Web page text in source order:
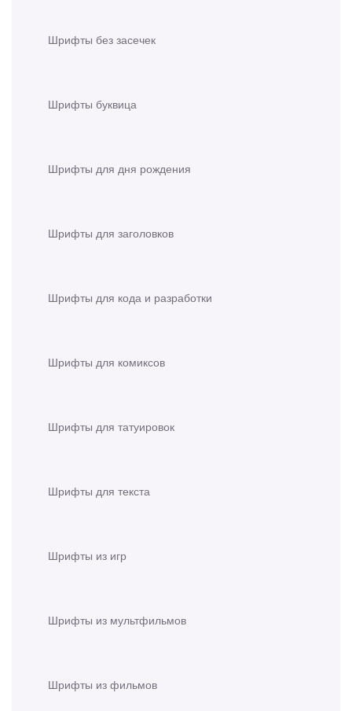
Шрифты без засечек
Шрифты буквица
Шрифты для дня рождения
Шрифты для заголовков
Шрифты для кода и разработки
Шрифты для комиксов
Шрифты для татуировок
Шрифты для текста
Шрифты из игр
Шрифты из мультфильмов
Шрифты из фильмов